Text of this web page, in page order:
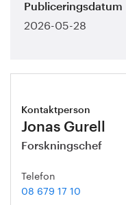
Publiceringsdatum
2026-05-28
Kontaktperson
Jonas Gurell
Forskningschef
Telefon
08 679 17 10